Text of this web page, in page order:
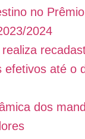
no
2024
efetivos até o
dos